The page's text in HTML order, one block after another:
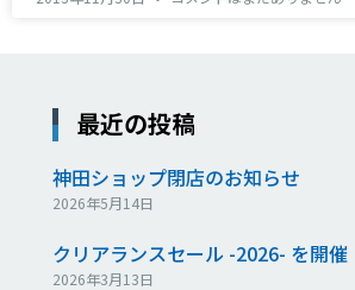
最近の投稿
神田ショップ閉店のお知らせ
2026年5月14日
クリアランスセール -2026- を開催
2026年3月13日